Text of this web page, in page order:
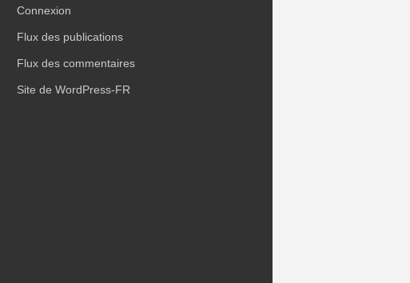
Connexion
Flux des publications
Flux des commentaires
Site de WordPress-FR